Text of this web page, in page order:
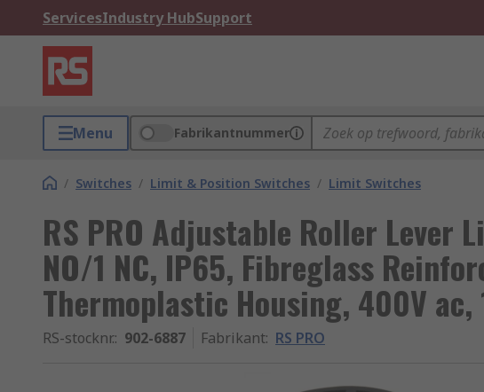
ServicesIndustry HubSupport
Menu Fabrikantnummer
/ Switches / Limit & Position Switches / Limit Switches
RS PRO Adjustable Roller Lever
NO/1 NC, IP65, Fibreglass
Thermoplastic Housing, 400V ac,
RS-stocknr.: 902-6887 Fabrikant: RS PRO